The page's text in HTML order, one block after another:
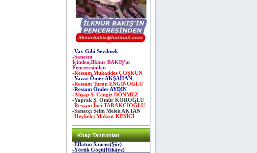
-Vav Gibi Sevilmek
-Sanatın
İçinden,İlknur BAKIŞ'ın
Penceresinden
-Ressam Mukaddes ÇOŞKUN
-Yazar Ömer AKŞAHAN
-Ressam Turan ENGİNOĞLU
-Ressam Önder AYDIN
-Ahşap S. Cengiz DÖNMEZ
-Yaprak S. Ömür KÖROĞLU
-Ressam İnci TARAKCIOĞLU
-Sanatçı Selin Melek AKTAN
-Heykelci Maksut KESİCİ
Kitap Tanıtımları
-Eflatun Sancısı(Şiir)
-Yörük Göçü(Hikâye)